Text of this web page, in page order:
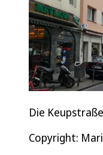
Die
Copyright: